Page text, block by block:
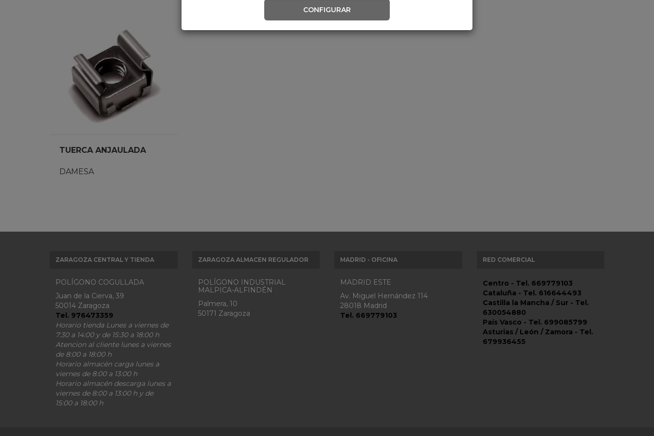
TUERCA ANJAULADA
DAMESA
ZARAGOZA CENTRAL Y TIENDA
POLÍGONO COGULLADA
Juan de la Cierva, 39
50014 Zaragoza
Tel. 976473359
Horario tienda Lunes a viernes de
7:30 a 14:00 y de 15:30 a 18:00 h
Atencion al cliente lunes a viernes
de 8:00 a 18:00 h
Horario almacén carga lunes a
viernes de 8:00 a 13:00 h
Horario almacén descarga lunes a
viernes de 8:00 a 13:00 h y de
15:00 a 18:00 h
ZARAGOZA ALMACEN REGULADOR
POLÍGONO INDUSTRIAL
MALPICA-ALFINDÉN
Palmera, 10
50171 Zaragoza
MADRID - OFICINA
MADRID ESTE
Av. Miguel Hernández 114
28018 Madrid
Tel. 669779103
RED COMERCIAL
Centro - Tel. 669779103
Cataluña - Tel. 616644493
Castilla la Mancha / Sur - Tel.
630054880
País Vasco - Tel. 699085799
Asturias / León / Zamora - Tel.
679936455
CONFIGURAR